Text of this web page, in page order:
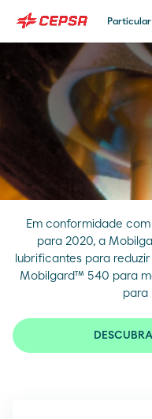
Particular
Pesquisar
Moeve.pt
Em conformidade
para 2020, a
lubrificantes para
Mobilgard™ 540 para
para